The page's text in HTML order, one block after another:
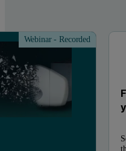
Webinar - Recorded